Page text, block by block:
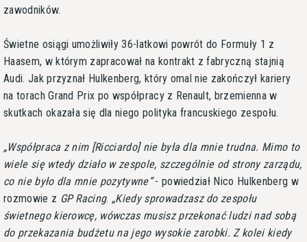
zawodników.
Świetne osiągi umożliwiły 36-latkowi powrót do Formuły 1 z
Haasem, w którym zapracował na kontrakt z fabryczną stajnią
Audi. Jak przyznał Hulkenberg, który omal nie zakończył kariery
na torach Grand Prix po współpracy z Renault, brzemienna w
skutkach okazała się dla niego polityka francuskiego zespołu.
Współpraca z nim [Ricciardo] nie była dla mnie trudna. Mimo to
wiele się wtedy działo w zespole, szczególnie od strony zarządu,
co nie było dla mnie pozytywne - powiedział Nico Hulkenberg w
rozmowie z GP Racing.
Kiedy sprowadzasz do zespołu
świetnego kierowcę, wówczas musisz przekonać ludzi nad sobą
do przekazania budżetu na jego wysokie zarobki. Z kolei kiedy